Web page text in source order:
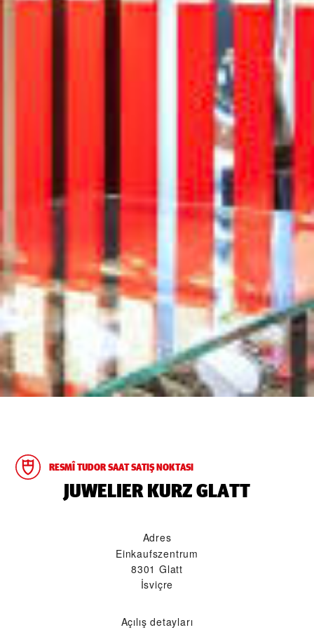
RESMÎ TUDOR SAAT SATIŞ NOKTASI
‭JUWELIER KURZ GLATT‬
Adres
Einkaufszentrum
8301 Glatt
İsviçre
Açılış detayları